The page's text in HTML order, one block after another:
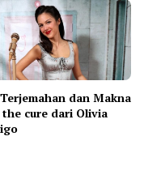
dan Makna
the cure dari Olivia